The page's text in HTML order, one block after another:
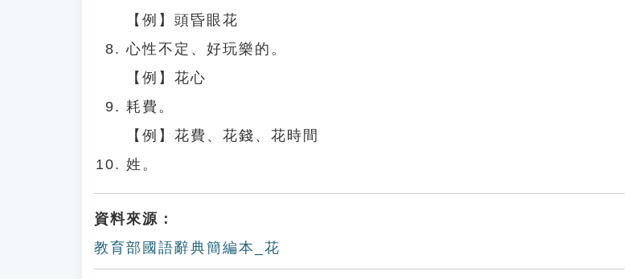
【例】頭昏眼花
心性不定、好玩樂的。
【例】花心
耗費。
【例】花費、花錢、花時間
姓。
資料來源：
教育部國語辭典簡編本_花